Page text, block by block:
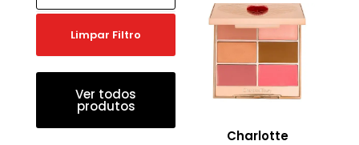
Limpar Filtro
Ver todos
produtos
Charlotte